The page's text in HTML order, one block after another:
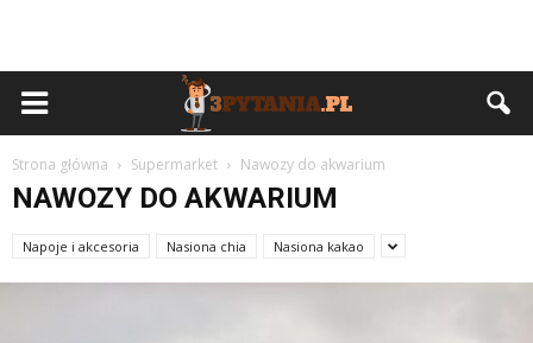
Strona główna Supermarket Nawozy do akwarium
NAWOZY DO AKWARIUM
Napoje i akcesoria Nasiona chia Nasiona kakao